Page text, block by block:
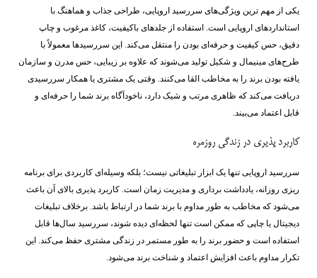
یکی از مهم‌ ترین ویژگی‌های سررسید اروپایی، طراحی جذاب و هماهنگ با
استانداردهای اروپایی است. استفاده از جلدهای باکیفیت، کاغذ مرغوب و چاپ
دقیق، حس کیفیت و حرفه‌ای بودن را منتقل می‌کند. این سررسیدها معمولاً با
طرح‌های مینیمال و شکیل تولید می‌شوند که علاوه بر زیبایی، حس مدرن و سازمان
‌یافته بودن برند را به مخاطب القا می‌کنند. وقتی یک مشتری یا همکار سررسیدی
دریافت می‌کند که ظاهری مرتب و شیک دارد، ناخودآگاه برند شما را حرفه‌ای و
قابل اعتماد می‌بیند.
کاربرد پذیری در زندگی روزمره
سررسید اروپایی تنها یک ابزار تبلیغاتی نیست؛ بلکه وسیله‌ای کاربردی برای برنامه‌
ریزی روزانه، یادداشت ‌برداری و مدیریت زمان است. کاربرد پذیری بالای آن باعث
می‌شود که مخاطب به طور مداوم با برند شما در ارتباط باشد. برخلاف تبلیغات
دیجیتال یا چاپی که ممکن است تنها لحظه‌ای دیده شوند، سررسید سال‌ها قابل
استفاده است و حضور برند را به طور مستمر در زندگی مشتری حفظ می‌کند. این
تکرار مداوم باعث افزایش اعتماد و شناخت برند می‌شود.